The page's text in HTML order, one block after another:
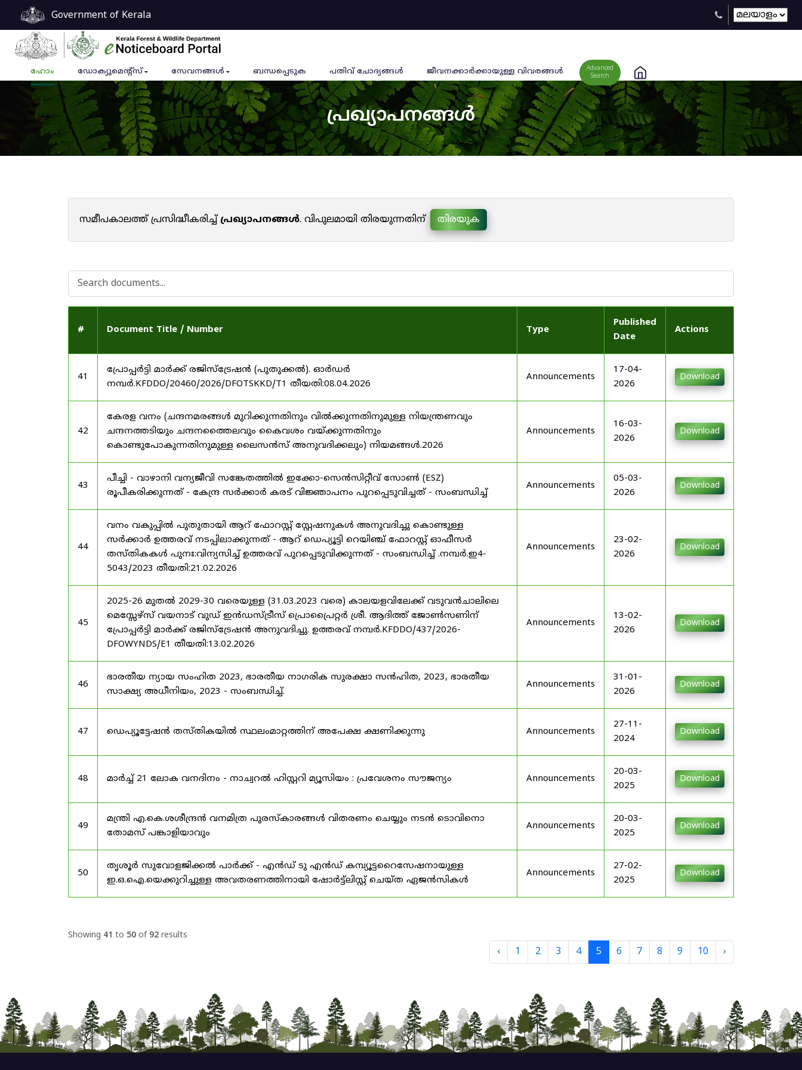
Government of Kerala
ഹോം ഡോക്യുമെൻ്റ്സ് സേവനങ്ങൾ ബന്ധപ്പെടുക പതിവ് ചോദ്യങ്ങൾ ജീവനക്കാര്‍ക്കായുള്ള വിവരങ്ങള്‍
Advanced
Search
പ്രഖ്യാപനങ്ങൾ
സമീപകാലത്ത് പ്രസിദ്ധീകരിച്ച്പ്രഖ്യാപനങ്ങൾ. വിപുലമായി തിരയുന്നതിന് തിരയുക
# Document Title / Number Type
Published
Date
Actions
41
പ്രോപ്പർട്ടി മാർക്ക് രജിസ്ട്രേഷൻ (പുതുക്കൽ). ഓർഡർ
നമ്പർ.KFDDO/20460/2026/DFOTSKKD/T1 തീയതി:08.04.2026
Announcements
17-04-
2026
Download
42
കേരള വനം (ചന്ദനമരങ്ങൾ മുറിക്കുന്നതിനും വിൽക്കുന്നതിനുമുള്ള നിയന്ത്രണവും
ചന്ദനത്തടിയും ചന്ദനത്തൈലവും കൈവശം വയ്ക്കുന്നതിനും
കൊണ്ടുപോകുന്നതിനുമുള്ള ലൈസൻസ് അനുവദിക്കലും) നിയമങ്ങൾ.2026
Announcements
16-03-
2026
Download
43
പീച്ചി - വാഴാനി വന്യജീവി സങ്കേതത്തിൽ ഇക്കോ-സെൻസിറ്റീവ് സോൺ (ESZ)
രൂപീകരിക്കുന്നത് - കേന്ദ്ര സർക്കാർ കരട് വിജ്ഞാപനം പുറപ്പെടുവിച്ചത് - സംബന്ധിച്ച്
Announcements
05-03-
2026
Download
44
വനം വകുപ്പിൽ പുതുതായി ആറ് ഫോറസ്റ്റ് സ്റ്റേഷനുകൾ അനുവദിച്ചു കൊണ്ടുള്ള
സർക്കാർ ഉത്തരവ് നടപ്പിലാക്കുന്നത് - ആറ് ഡെപ്യൂട്ടി റെയിഞ്ച് ഫോറസ്റ്റ് ഓഫീസർ
തസ്തികകൾ പുനഃ:വിന്യസിച്ച് ഉത്തരവ് പുറപ്പെടുവിക്കുന്നത് - സംബന്ധിച്ച് .നമ്പർ.ഇ4-
5043/2023 തീയതി:21.02.2026
Announcements
23-02-
2026
Download
45
2025-26 മുതൽ 2029-30 വരെയുള്ള (31.03.2023 വരെ) കാലയളവിലേക്ക് വടുവൻചാലിലെ
മെസ്സേഴ്സ് വയനാട് വുഡ് ഇൻഡസ്ട്രീസ് പ്രൊപ്രൈറ്റർ ശ്രീ. ആദിത്ത് ജോൺസണിന്
പ്രോപ്പർട്ടി മാർക്ക് രജിസ്ട്രേഷൻ അനുവദിച്ചു. ഉത്തരവ് നമ്പർ.KFDDO/437/2026-
DFOWYNDS/E1 തീയതി:13.02.2026
Announcements
13-02-
2026
Download
46
ഭാരതീയ ന്യായ സംഹിത 2023, ഭാരതീയ നാഗരിക സുരക്ഷാ സൻഹിത, 2023, ഭാരതീയ
സാക്ഷ്യ അധീനിയം, 2023 - സംബന്ധിച്ച്.
Announcements
31-01-
2026
Download
47 ഡെപ്യൂട്ടേഷൻ തസ്തികയിൽ സ്ഥലംമാറ്റത്തിന് അപേക്ഷ ക്ഷണിക്കുന്നു Announcements
27-11-
2024
Download
48 മാർച്ച് 21 ലോക വനദിനം - നാച്വറൽ ഹിസ്റ്ററി മ്യൂസിയം : പ്രവേശനം സൗജന്യം Announcements
20-03-
2025
Download
49
മന്ത്രി എ.കെ.ശശീന്ദ്രൻ വനമിത്ര പുരസ്‌കാരങ്ങൾ വിതരണം ചെയ്യും നടൻ ടൊവിനൊ
തോമസ് പങ്കാളിയാവും
Announcements
20-03-
2025
Download
50
തൃശൂർ സുവോളജിക്കൽ പാർക്ക് - എൻഡ് ടു എൻഡ് കമ്പ്യൂട്ടറൈസേഷനായുള്ള
ഇ.ഒ.ഐ.യെക്കുറിച്ചുള്ള അവതരണത്തിനായി ഷോർട്ട്‌ലിസ്റ്റ് ചെയ്ത ഏജൻസികൾ
Announcements
27-02-
2025
Download
Showing 41 to 50 of 92 results
‹ 1 2 3 4 5 6 7 8 9 10 ›